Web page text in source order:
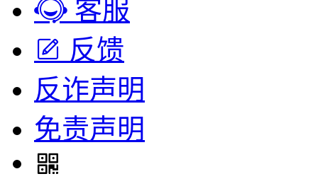
客服
反馈
反诈声明
免责声明